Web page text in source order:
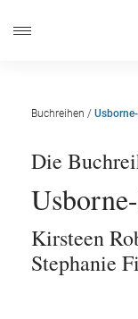
Buchreihen /
Die
Kirsteen
Stephanie